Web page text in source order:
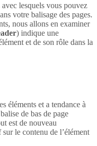
lesquels vous pouvez
votre balisage des pages.
nous allons en examiner
) indique une
et de son rôle dans la
éléments et a tendance à
de bas de page
est de nouveau
le contenu de l’élément